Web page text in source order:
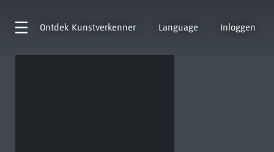
Ontdek Kunstverkenner Language Inloggen